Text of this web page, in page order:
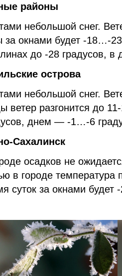
районы
небольшой снег.
за окнами будет -18…-
до -28 градусов,
острова
небольшой снег.
ветер разгонится до
днем — -1…-6
Сахалинск
осадков не
в городе температура
суток за окнами будет